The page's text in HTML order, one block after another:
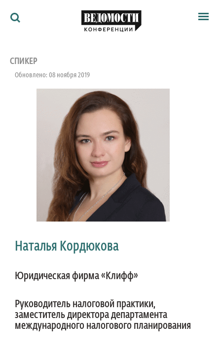
Архив
Ведомости
Как потратить
СПИКЕР
Обновлено: 08 ноября 2019
Наталья Кордюкова
Юридическая фирма «Клифф»
Руководитель налоговой практики,
заместитель директора департамента
международного налогового планирования